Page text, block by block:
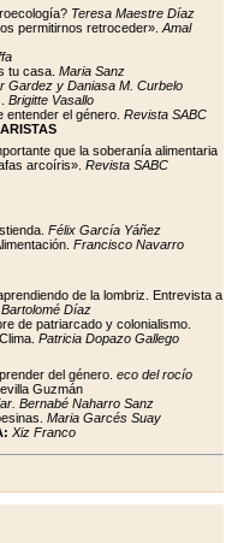
Teresa Maestre Díaz
permitirnos retroceder». Amal
tu casa. Maria Sanz
Gardez y Daniasa M. Curbelo
Brigitte Vasallo
entender el género. Revista SABC
que la soberanía alimentaria
arcoíris». Revista SABC
Félix García Yáñez
Francisco Navarro
de la lombriz. Entrevista a
Díaz
de patriarcado y colonialismo.
Patricia Dopazo Gallego
del género. eco del rocío
Guzmán
Bernabé Naharro Sanz
Maria Garcés Suay
Xiz Franco